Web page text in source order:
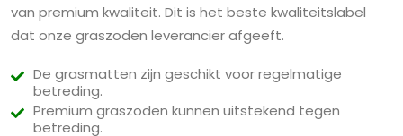
van premium kwaliteit. Dit is het beste kwaliteitslabel
dat onze graszoden leverancier afgeeft.
De grasmatten zijn geschikt voor regelmatige
betreding.
Premium graszoden kunnen uitstekend tegen
betreding.